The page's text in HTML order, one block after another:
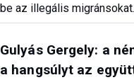
be az illegális migránsokat.
Gulyás Gergely: a
a hangsúlyt az